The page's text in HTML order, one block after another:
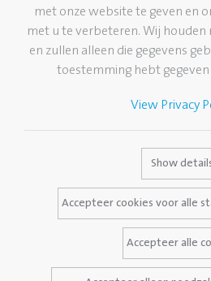
Corrigeren en wissen
School
Pelikan
Het merk Pelikan
Media Database
Vaak gestelde
met onze website te geven en
met u te verbeteren. Wij houden
en zullen alleen die gegevens
toestemming hebt gegeven
View Privacy
Show
Accepteer cookies voor alle
Accepteer alle